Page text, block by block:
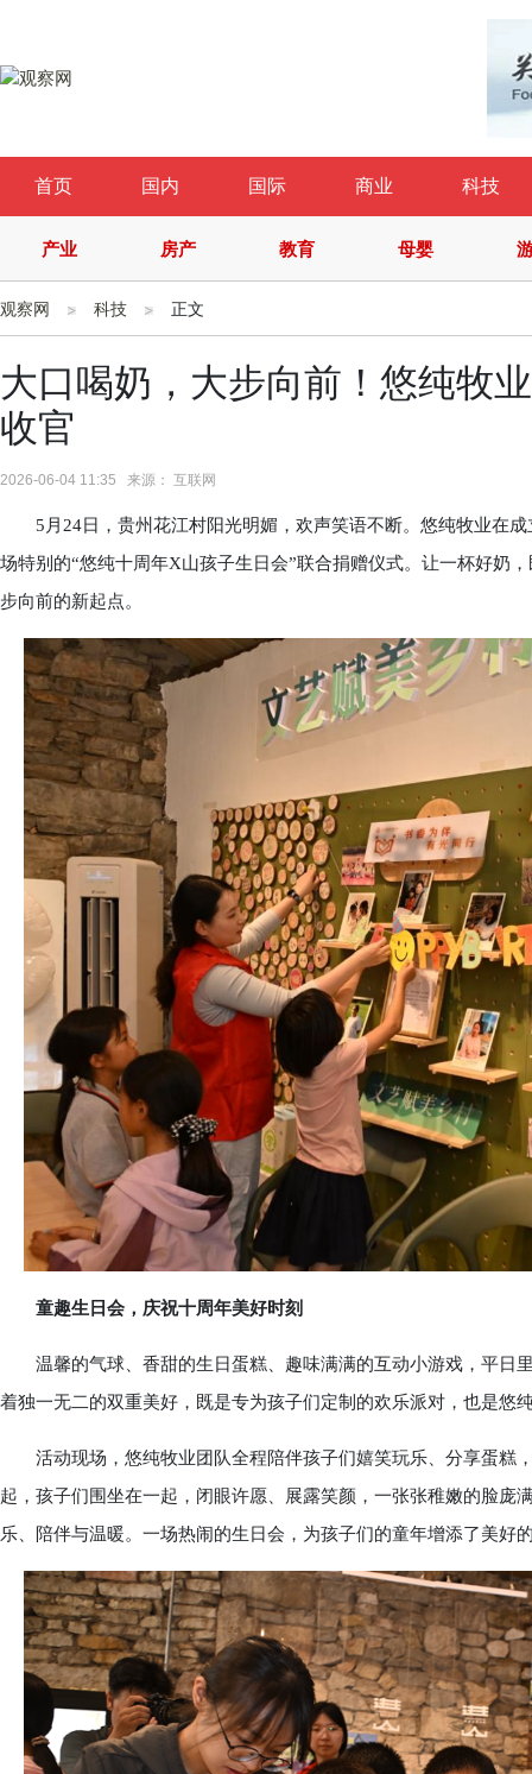
首页 国内 国际 商业 科技
产业 房产 教育 母婴
观察网 科技 正文
大口喝奶，大步向前！悠纯牧
收官
2026-06-04 11:35 来源： 互联网
5月24日，贵州花江村阳光明媚，欢声笑语不断。悠纯牧业在成
场特别的“悠纯十周年X山孩子生日会”联合捐赠仪式。让一杯好奶
步向前的新起点。
童趣生日会，庆祝十周年美好时刻
温馨的气球、香甜的生日蛋糕、趣味满满的互动小游戏，平日
着独一无二的双重美好，既是专为孩子们定制的欢乐派对，也是悠
活动现场，悠纯牧业团队全程陪伴孩子们嬉笑玩乐、分享蛋糕
起，孩子们围坐在一起，闭眼许愿、展露笑颜，一张张稚嫩的脸庞
乐、陪伴与温暖。一场热闹的生日会，为孩子们的童年增添了美好